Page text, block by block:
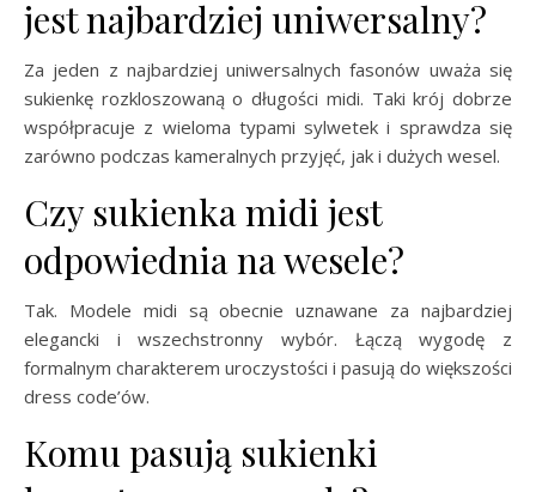
jest najbardziej uniwersalny?
Za jeden z najbardziej uniwersalnych fasonów uważa się
sukienkę rozkloszowaną o długości midi. Taki krój dobrze
współpracuje z wieloma typami sylwetek i sprawdza się
zarówno podczas kameralnych przyjęć, jak i dużych wesel.
Czy sukienka midi jest
odpowiednia na wesele?
Tak. Modele midi są obecnie uznawane za najbardziej
elegancki i wszechstronny wybór. Łączą wygodę z
formalnym charakterem uroczystości i pasują do większości
dress code’ów.
Komu pasują sukienki